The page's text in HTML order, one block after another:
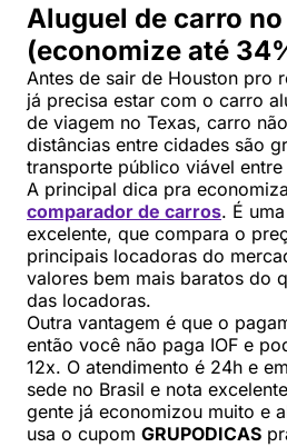
Aluguel de carro no
(economize até
Antes de sair de Houston pro
já precisa estar com o carro
de viagem no Texas, carro
distâncias entre cidades são
transporte público viável entre
A principal dica pra
comparador de carros. É
excelente, que compara o
principais locadoras do
valores bem mais baratos do
das locadoras.
Outra vantagem é que o
então você não paga IOF e
12x. O atendimento é 24h e
sede no Brasil e nota
gente já economizou muito e
usa o cupom GRUPODICAS